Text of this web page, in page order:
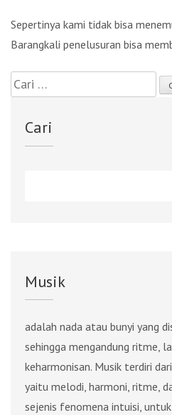
Sepertinya kami tidak bisa
Barangkali penelusuran bisa
Cari
untuk:
Cari
Musik
adalah nada atau bunyi yang
sehingga mengandung ritme,
keharmonisan. Musik terdiri
yaitu melodi, harmoni, ritme,
sejenis fenomena intuisi,